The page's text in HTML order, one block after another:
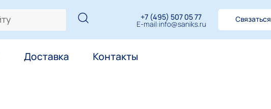
+7 (495) 507 05 77
E-mail:info@saniks.ru Связаться
Доставка Контакты